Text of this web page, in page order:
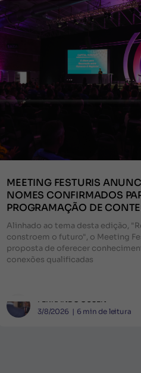
MEETING FESTURIS
NOMES CONFIRMADOS
PROGRAMAÇÃO DE
Alinhado ao tema desta edição,
constroem o futuro", o Meeting
proposta de oferecer
conexões qualificadas
FERNANDO GUSEN
3/8/2026 | 6 min de leitura